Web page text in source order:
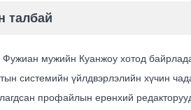
талбай
мужийн Куанжоу хотод
системийн үйлдвэрлэлийн хүчин
профайлын ерөнхий